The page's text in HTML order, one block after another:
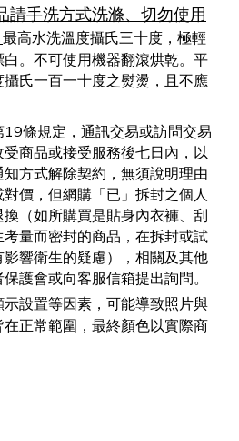
請手洗方式洗滌、切勿使用
最高水洗溫度攝氏三十度，極輕
。不可使用機器翻滾烘乾。平
氏一百一十度之熨燙，且不應
條規定，通訊交易或訪問交易
商品或接受服務後七日內，以
方式解除契約，無須說明理由
價，但網購「已」拆封之個人
（如所購買是貼身內衣褲、刮
量而密封的商品，在拆封或試
響衛生的疑慮），相關及其他
護會或向客服信箱提出詢問。
示設置等因素，可能導致照片與
正常範圍，最終顏色以實際商